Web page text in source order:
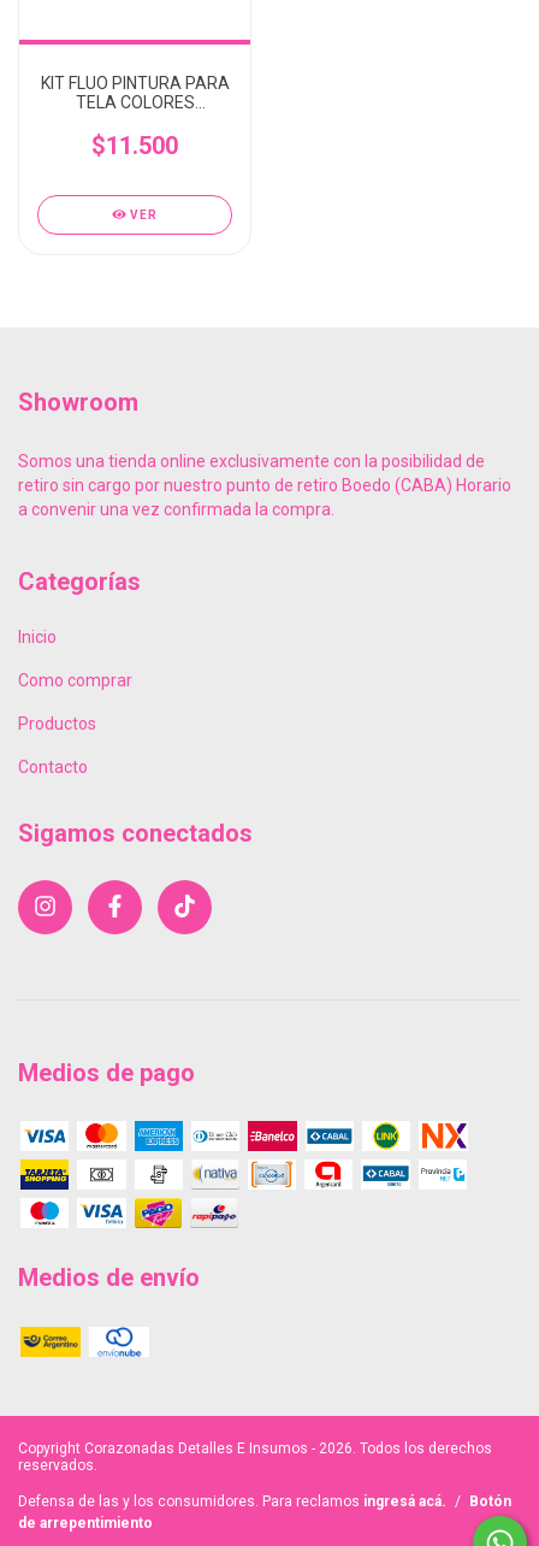
KIT FLUO PINTURA PARA
TELA COLORES
CHALK
$11.500
VER
Showroom
Somos una tienda online exclusivamente con la posibilidad de
retiro sin cargo por nuestro punto de retiro Boedo (CABA) Horario
a convenir una vez confirmada la compra.
Categorías
Inicio
Como comprar
Productos
Contacto
Sigamos conectados
Medios de pago
Medios de envío
Copyright Corazonadas Detalles E Insumos - 2026. Todos los derechos
reservados.
Defensa de las y los consumidores. Para reclamos ingresá acá. /
Botón
de arrepentimiento